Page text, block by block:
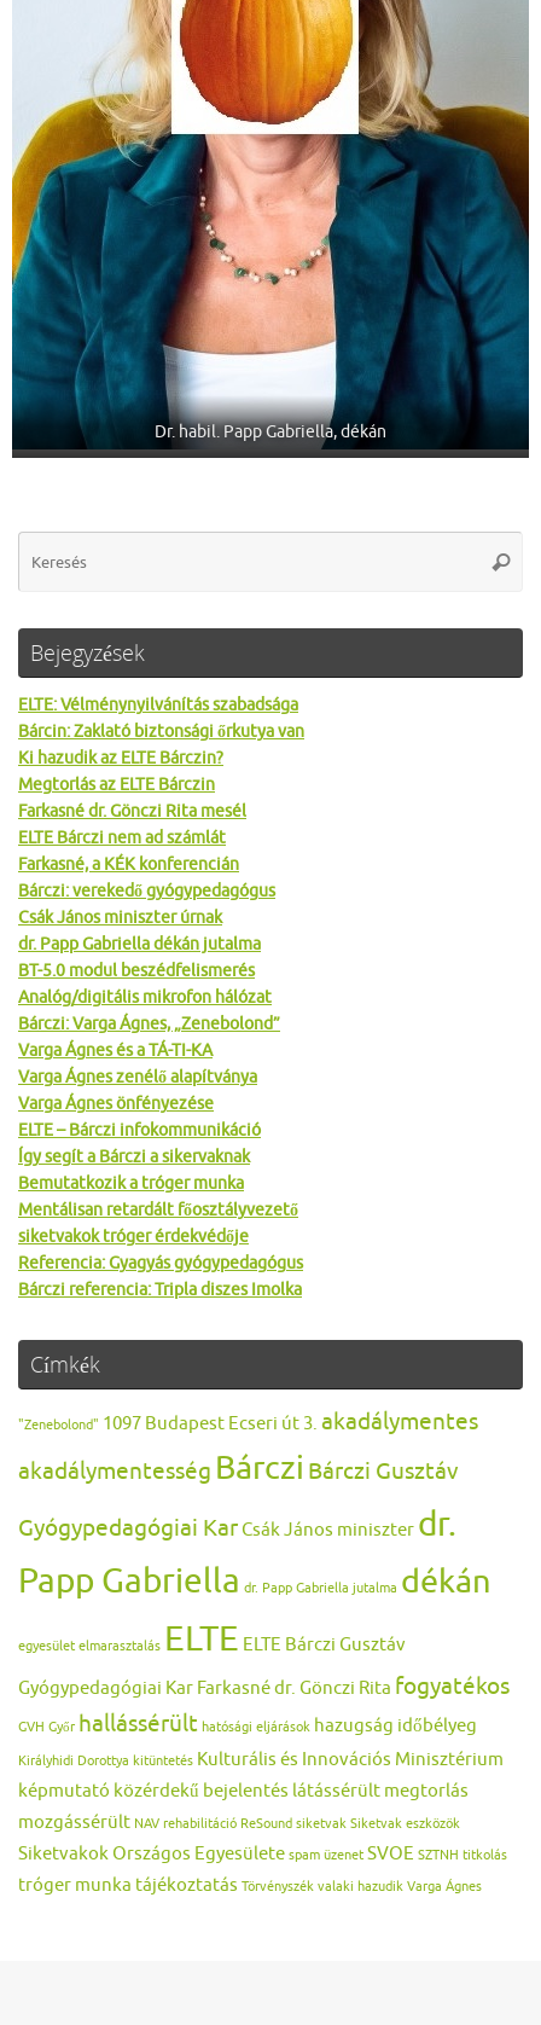
Dr. habil. Papp Gabriella, dékán
Bejegyzések
ELTE: Vélménynyilvánítás szabadsága
Bárcin: Zaklató biztonsági őrkutya van
Ki hazudik az ELTE Bárczin?
Megtorlás az ELTE Bárczin
Farkasné dr. Gönczi Rita mesél
ELTE Bárczi nem ad számlát
Farkasné, a KÉK konferencián
Bárczi: verekedő gyógypedagógus
Csák János miniszter úrnak
dr. Papp Gabriella dékán jutalma
BT-5.0 modul beszédfelismerés
Analóg/digitális mikrofon hálózat
Bárczi: Varga Ágnes, „Zenebolond”
Varga Ágnes és a TÁ-TI-KA
Varga Ágnes zenélő alapítványa
Varga Ágnes önfényezése
ELTE – Bárczi infokommunikáció
Így segít a Bárczi a sikervaknak
Bemutatkozik a tróger munka
Mentálisan retardált főosztályvezető
siketvakok tróger érdekvédője
Referencia: Gyagyás gyógypedagógus
Bárczi referencia: Tripla diszes Imolka
Címkék
"Zenebolond" 1097 Budapest Ecseri út 3. akadálymentes
akadálymentesség Bárczi Bárczi Gusztáv
Gyógypedagógiai KarCsák János miniszter dr.
Papp Gabriella dr. Papp Gabriella jutalma dékán
egyesület elmarasztalás ELTE ELTE Bárczi Gusztáv
Gyógypedagógiai Kar Farkasné dr. Gönczi Rita fogyatékos
GVH Győr hallássérült hatósági eljárások hazugság időbélyeg
Királyhidi Dorottya kitüntetés Kulturális és Innovációs Minisztérium
képmutató közérdekű bejelentés látássérült megtorlás
mozgássérült NAV rehabilitáció ReSound siketvak Siketvak eszközök
Siketvakok Országos Egyesülete spam üzenet SVOE SZTNH titkolás
tróger munka tájékoztatás Törvényszék valaki hazudik Varga Ágnes